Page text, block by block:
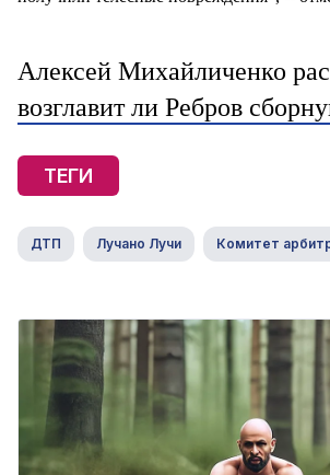
Алексей Михайличенко
возглавит ли Ребров
ТЕГИ
ДТП Лучано Лучи Комитет